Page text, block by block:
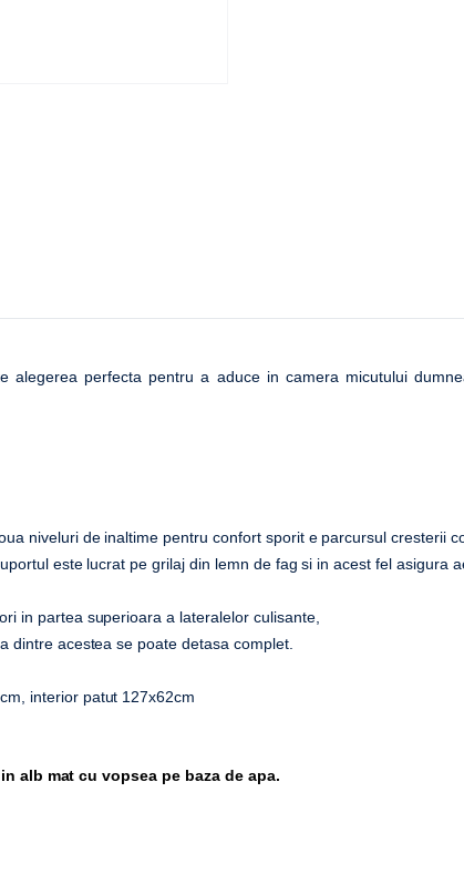
alegerea perfecta pentru a aduce in camera micutului
niveluri de inaltime pentru confort sporit e parcursul cresterii
este lucrat pe grilaj din lemn de fag si in acest fel asigura
in partea superioara a lateralelor culisante,
dintre acestea se poate detasa complet.
interior patut 127x62cm
alb mat cu vopsea pe baza de apa.